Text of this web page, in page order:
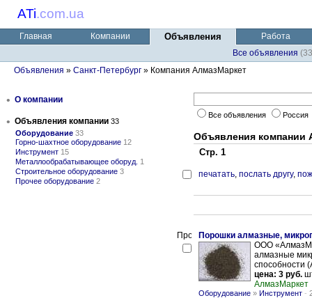
ATi.com.ua
Главная Компании Объявления
Работа
Все объявления
Объявления » Санкт-Петербург » Компания АлмазМаркет
• О компании
• Объявления компании 33
Оборудование 33
Горно-шахтное оборудование 12
Инструмент 15
Металлообрабатывающее оборуд. 1
Строительное оборудование 3
Прочее оборудование 2
Все объявления Россия
Объявления компании
Стр. 1
печатать, послать другу,
Порошки алмазные,
ООО
алмазные
способности
цена: 3 руб.
АлмазМаркет
Оборудование » Инструмент -